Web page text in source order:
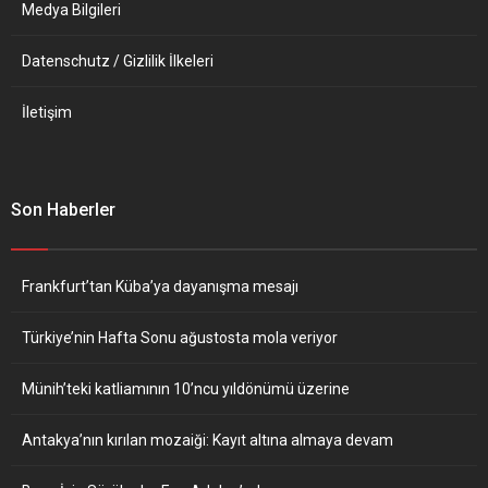
Medya Bilgileri
Datenschutz / Gizlilik İlkeleri
İletişim
Son Haberler
Frankfurt’tan Küba’ya dayanışma mesajı
Türkiye’nin Hafta Sonu ağustosta mola veriyor
Münih’teki katliamının 10’ncu yıldönümü üzerine
Antakya’nın kırılan mozaiği: Kayıt altına almaya devam